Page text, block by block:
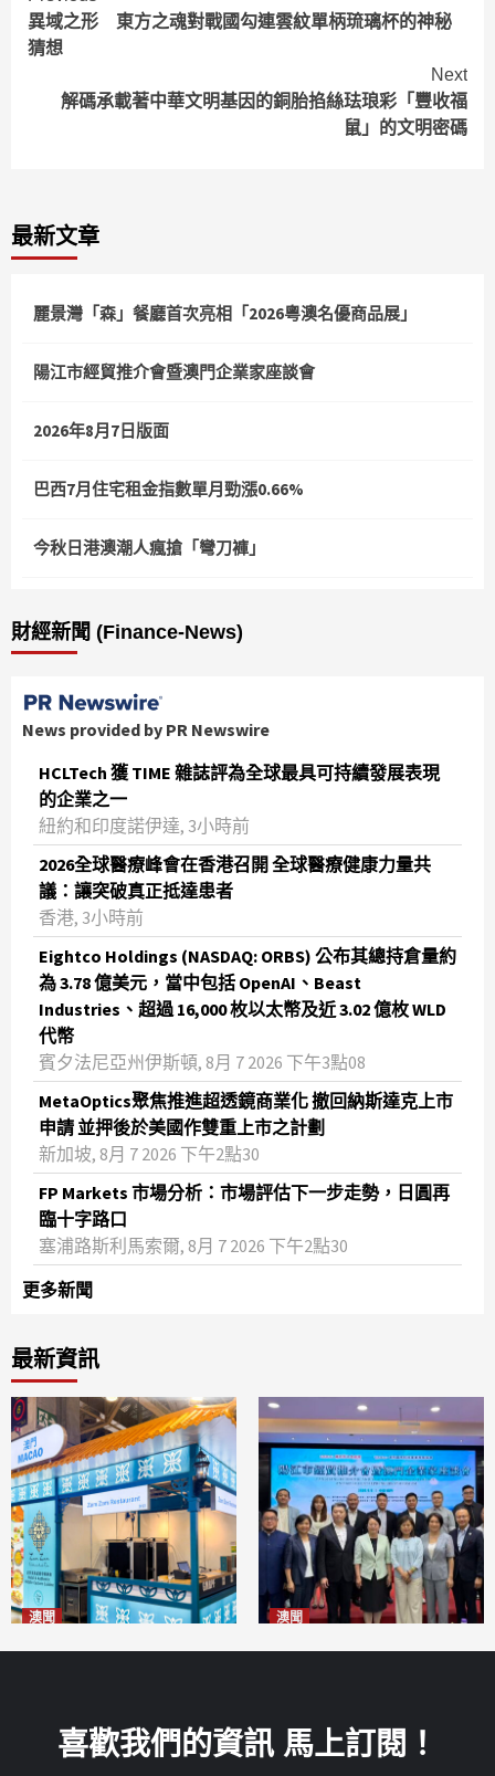
Reading
異域之形 東方之魂對戰國勾連雲紋單柄琉璃杯的神秘
猜想
Next
解碼承載著中華文明基因的銅胎掐絲珐琅彩「豐收福
鼠」的文明密碼
最新文章
麗景灣「森」餐廳首次亮相「2026粵澳名優商品展」
陽江市經貿推介會暨澳門企業家座談會
2026年8月7日版面
巴西7月住宅租金指數單月勁漲0.66%
今秋日港澳潮人瘋搶「彎刀褲」
財經新聞 (Finance-News)
News provided by PR Newswire
HCLTech 獲 TIME 雜誌評為全球最具可持續發展表現
的企業之一
紐約和印度諾伊達, 3小時前
2026全球醫療峰會在香港召開 全球醫療健康力量共
議：讓突破真正抵達患者
香港, 3小時前
Eightco Holdings (NASDAQ: ORBS) 公布其總持倉量約
為 3.78 億美元，當中包括 OpenAI、Beast
Industries、超過 16,000 枚以太幣及近 3.02 億枚 WLD
代幣
賓夕法尼亞州伊斯頓, 8月 7 2026 下午3點08
MetaOptics聚焦推進超透鏡商業化 撤回納斯達克上市
申請 並押後於美國作雙重上市之計劃
新加坡, 8月 7 2026 下午2點30
FP Markets 市場分析：市場評估下一步走勢，日圓再
臨十字路口
塞浦路斯利馬索爾, 8月 7 2026 下午2點30
更多新聞
最新資訊
澳聞 澳聞
喜歡我們的資訊 馬上訂閱！